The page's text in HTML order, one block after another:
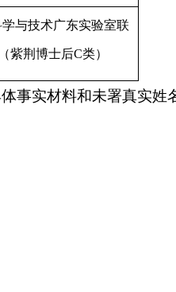
与技术广东实验室联
（紫荆博士后C类）
事实材料和未署真实姓